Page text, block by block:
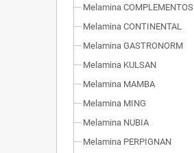
Melamina COMPLEMENTOS
Melamina CONTINENTAL
Melamina GASTRONORM
Melamina KULSAN
Melamina MAMBA
Melamina MING
Melamina NUBIA
Melamina PERPIGNAN